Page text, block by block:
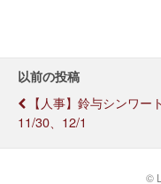
以前の投稿
【人事】鈴与シンワート
11/30、12/1
©